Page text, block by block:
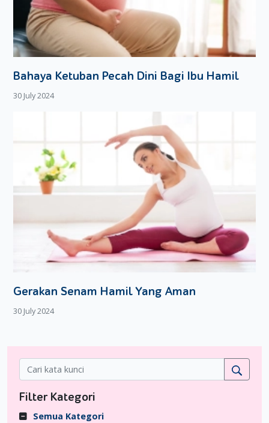
Bahaya Ketuban Pecah Dini Bagi Ibu Hamil
30 July 2024
Gerakan Senam Hamil Yang Aman
30 July 2024
Filter Kategori
Semua Kategori